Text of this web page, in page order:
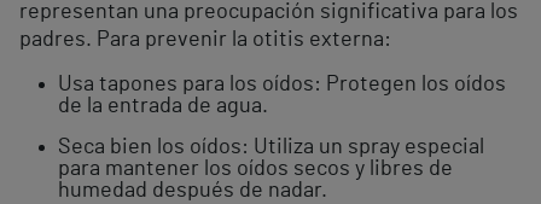
representan una preocupación significativa para los
padres. Para prevenir la otitis externa:
Usa tapones para los oídos: Protegen los oídos
de la entrada de agua.
Seca bien los oídos: Utiliza un spray especial
para mantener los oídos secos y libres de
humedad después de nadar.